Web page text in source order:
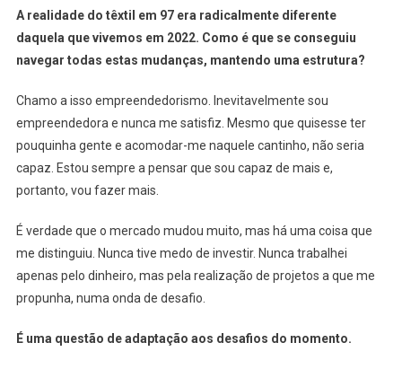
A realidade do têxtil em 97 era radicalmente diferente
daquela que vivemos em 2022. Como é que se conseguiu
navegar todas estas mudanças, mantendo uma estrutura?
Chamo a isso empreendedorismo. Inevitavelmente sou
empreendedora e nunca me satisfiz. Mesmo que quisesse ter
pouquinha gente e acomodar-me naquele cantinho, não seria
capaz. Estou sempre a pensar que sou capaz de mais e,
portanto, vou fazer mais.
É verdade que o mercado mudou muito, mas há uma coisa que
me distinguiu. Nunca tive medo de investir. Nunca trabalhei
apenas pelo dinheiro, mas pela realização de projetos a que me
propunha, numa onda de desafio.
É uma questão de adaptação aos desafios do momento.